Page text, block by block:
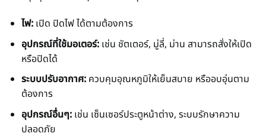
ไฟ:
เปิด ปิดไฟ ได้ตามต้องการ
อุปกรณ์ที่ใช้มอเตอร์:
เช่น ชัตเตอร์, มู่ลี่, ม่าน สามารถสั่งให้เปิด
หรือปิดได้
ระบบปรับอากาศ:
ควบคุมอุณหภูมิให้เย็นสบาย หรืออบอุ่นตาม
ต้องการ
อุปกรณ์อื่นๆ:
เช่น เซ็นเซอร์ประตูหน้าต่าง, ระบบรักษาความ
ปลอดภัย